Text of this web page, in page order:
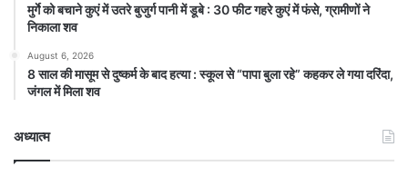
मुर्गे को बचाने कुएं में उतरे बुजुर्ग पानी में डूबे : 30 फीट गहरे कुएं में फंसे, ग्रामीणों ने
निकाला शव
August 6, 2026
8 साल की मासूम से दुष्कर्म के बाद हत्या : स्कूल से “पापा बुला रहे” कहकर ले गया दरिंदा,
जंगल में मिला शव
अध्यात्म